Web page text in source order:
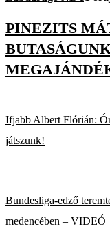
PINEZITS
Ifjabb Albert Flórián:
játszunk!
Bundesliga-edző
medencében – VIDEÓ